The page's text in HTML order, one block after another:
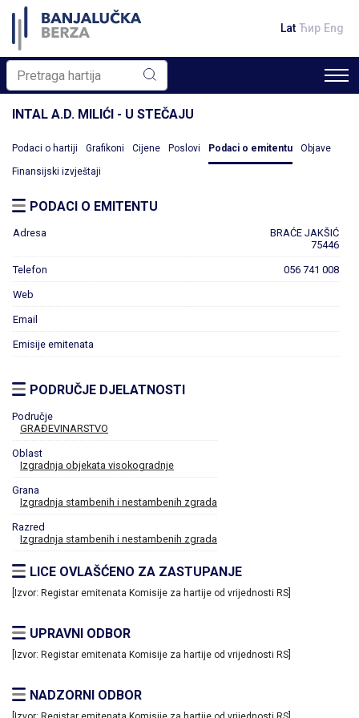
Lat Ћир Eng
INTAL A.D. MILIĆI - U STEČAJU
Podaci o hartiji Grafikoni Cijene Poslovi Podaci o emitentu Objave
Finansijski izvještaji
PODACI O EMITENTU
Adresa
BRAĆE JAKŠIĆ
75446
Telefon 056 741 008
Web
Email
Emisije emitenata
PODRUČJE DJELATNOSTI
Područje
GRAĐEVINARSTVO
Oblast
Izgradnja objekata visokogradnje
Grana
Izgradnja stambenih i nestambenih zgrada
Razred
Izgradnja stambenih i nestambenih zgrada
LICE OVLAŠĆENO ZA ZASTUPANJE
[Izvor: Registar emitenata Komisije za hartije od vrijednosti RS]
UPRAVNI ODBOR
[Izvor: Registar emitenata Komisije za hartije od vrijednosti RS]
NADZORNI ODBOR